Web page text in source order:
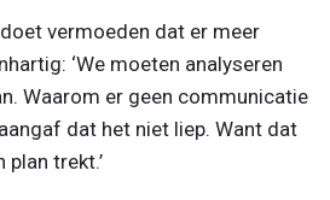
vermoeden dat er meer
‘We moeten analyseren
Waarom er geen communicatie
dat het niet liep. Want dat
plan trekt.’